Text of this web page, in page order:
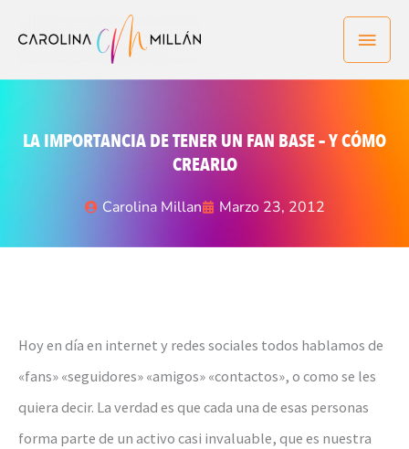
LA IMPORTANCIA DE TENER UN FAN BASE – Y CÓMO
CREARLO
Carolina Millan Marzo 23, 2012
Hoy en día en internet y redes sociales todos hablamos de
«fans» «seguidores» «amigos» «contactos», o como se les
quiera decir. La verdad es que cada una de esas personas
forma parte de un activo casi invaluable, que es nuestra